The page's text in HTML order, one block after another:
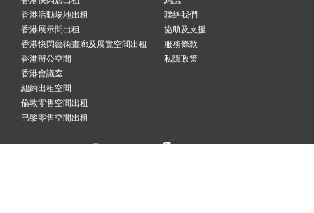
香港活動場地出租
香港展示間出租
香港快閃藝術畫廊及展覽空間出租
香港辦公空間
香港會議室
紐約出租空間
倫敦零售空間出租
巴黎零售空間出租
聯絡我們
協助及支援
服務條款
私隱政策